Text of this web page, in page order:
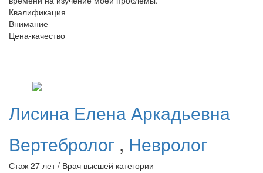
Квалификация
Внимание
Цена-качество
Лисина Елена Аркадьевна
Вертебролог , Невролог
Стаж 27 лет / Врач высшей категории